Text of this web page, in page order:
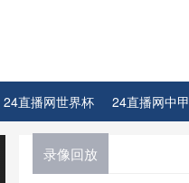
24直播网世界杯 24直播网中甲
录像回放